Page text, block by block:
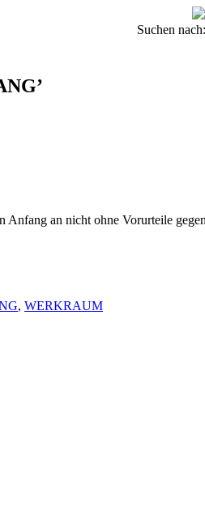
Suchen nach:
an nicht ohne Vorurteile
, WERKRAUM